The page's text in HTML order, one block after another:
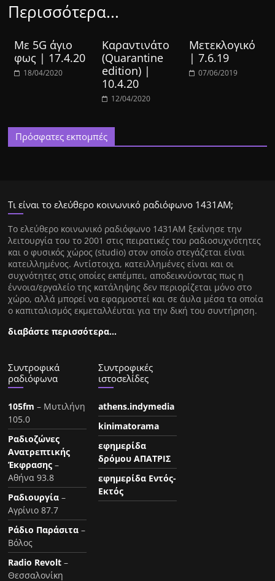
Περισσότερα...
Με 5G άγιο
φως | 17.4.20
18/04/2020
Καραντινάτο
(Quarantine
edition) |
10.4.20
12/04/2020
Μετεκλογικό
| 7.6.19
07/06/2019
Πρόσφατες εκπομπές
Τι είναι το ελεύθερο κοινωνικό ραδιόφωνο 1431ΑΜ;
Tο ελεύθερο κοινωνικό ραδιόφωνο 1431AM ξεκίνησε την
λειτουργία του το 2001 στις πειρατικές του ραδιοσυχνότητες
και ο φυσικός χώρος (studio) στον οποίο στεγάζεται είναι
κατειλλημένος. Αντίστοιχα, κατειλλημένες είναι και οι
συχνότητες στις οποίες εκπέμπει, αποδεικνύοντας πως η
έννοια/εργαλείο της κατάληψης δεν περιορίζεται μόνο στο
χώρο, αλλά μπορεί να εφαρμοστεί και σε άυλα μέσα τα οποία
ο καπιταλισμός εκμεταλλέυται για την δική του συντήρηση.
διαβάστε περισσότερα…
Συντροφικά
ραδιόφωνα
105fm – Μυτιλήνη
105.0
Ραδιοζώνες
Ανατρεπτικής
Έκφρασης –
Αθήνα 93.8
Ραδιουργία –
Αγρίνιο 87.7
Ράδιο Παράσιτα –
Βόλος
Radio Revolt –
Θεσσαλονίκη
Συντροφικές
ιστοσελίδες
athens.indymedia
kinimatorama
εφημερίδα
δρόμου ΑΠΑΤΡΙΣ
εφημερίδα Εντός-
Εκτός